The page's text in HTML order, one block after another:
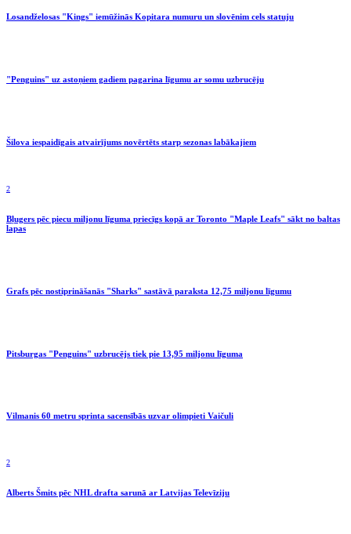
Losandželosas "Kings" iemūžinās Kopitara numuru un slovēnim cels statuju
"Penguins" uz astoņiem gadiem pagarina līgumu ar somu uzbrucēju
Šilova iespaidīgais atvairījums novērtēts starp sezonas labākajiem
2
Bļugers pēc piecu miljonu līguma priecīgs kopā ar Toronto "Maple Leafs" sākt no baltas
lapas
Grafs pēc nostiprināšanās "Sharks" sastāvā paraksta 12,75 miljonu līgumu
Pitsburgas "Penguins" uzbrucējs tiek pie 13,95 miljonu līguma
Vilmanis 60 metru sprinta sacensībās uzvar olimpieti Vaičuli
2
Alberts Šmits pēc NHL drafta sarunā ar Latvijas Televīziju